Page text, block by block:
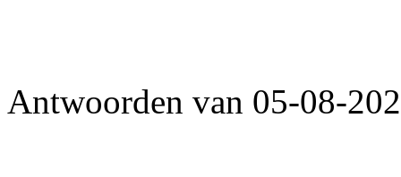
Antwoorden van 05-08-